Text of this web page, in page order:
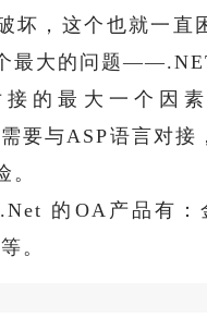
坏，这个也就一直
最大的问题
接的最大一个因
要与ASP语言对接
。
的OA产品有：
。